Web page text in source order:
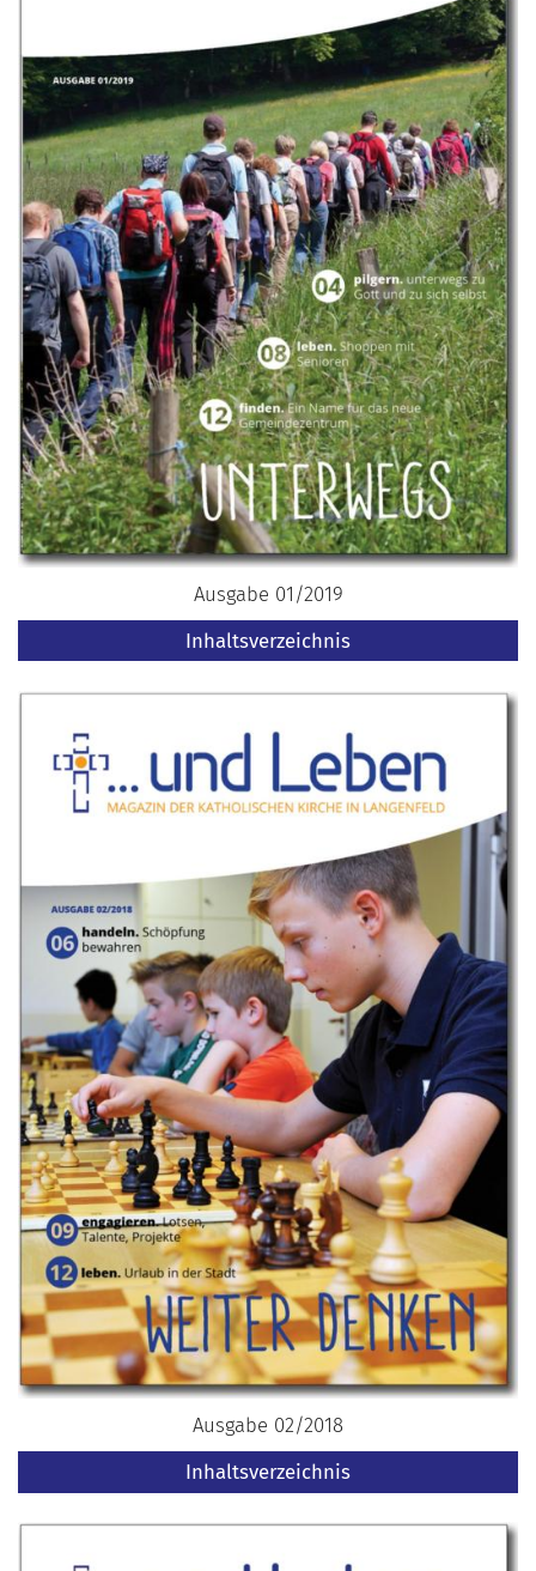
Ausgabe 01/2019
Inhaltsverzeichnis
Ausgabe 02/2018
Inhaltsverzeichnis